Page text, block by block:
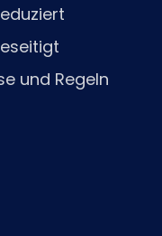
und Regeln